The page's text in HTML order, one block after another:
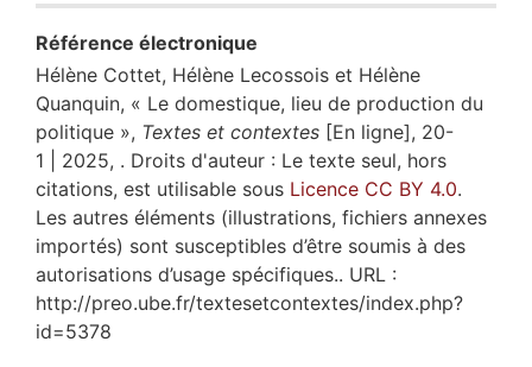
Référence électronique
Hélène Cottet, Hélène Lecossois et Hélène
Quanquin, « Le domestique, lieu de production du
politique », Textes et contextes [En ligne], 20-
1 | 2025, . Droits d'auteur : Le texte seul, hors
citations, est utilisable sous Licence CC BY 4.0.
Les autres éléments (illustrations, fichiers annexes
importés) sont susceptibles d’être soumis à des
autorisations d’usage spécifiques.. URL :
http://preo.ube.fr/textesetcontextes/index.php?
id=5378